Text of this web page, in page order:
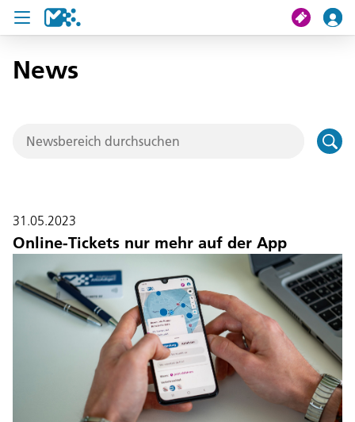
Suche
News
Projekte
Service und Kontakt
News
31.05.2023
Online-Tickets nur mehr auf der App